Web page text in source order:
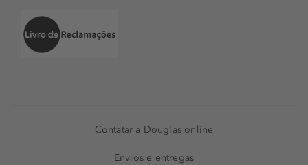
Contatar a Douglas online
Envios e entregas